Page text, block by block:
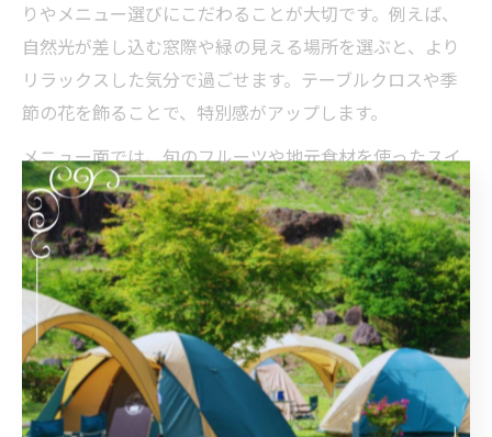
りやメニュー選びにこだわることが大切です。例えば、
自然光が差し込む窓際や緑の見える場所を選ぶと、より
リラックスした気分で過ごせます。テーブルクロスや季
節の花を飾ることで、特別感がアップします。
メニュー面では、旬のフルーツや地元食材を使ったスイ
ーツを取り入れると、身体に優しいだけでなく、見た目
にも華やかなアフタヌーンティーが完成します。紅茶や
ハーブティーも、リラックス効果の高い種類を選ぶと良
いでしょう。たとえば、カモミールやラベンダーのハー
ブティーは、心身の緊張を和らげてくれます。
注意点として、アレルギーや体質に合わない食材は避け
ること、飲みすぎ・食べすぎに気をつけることが挙げら
れます。自分や同席者の体調に配慮しながら、五感を満